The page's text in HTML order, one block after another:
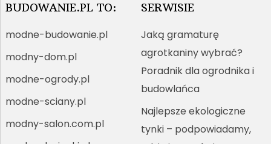
BUDOWANIE.PL TO:
modne-budowanie.pl
modny-dom.pl
modne-ogrody.pl
modne-sciany.pl
modny-salon.com.pl
SERWISIE
Jaką gramaturę
agrotkaniny wybrać?
Poradnik dla ogrodnika i
budowlańca
Najlepsze ekologiczne
tynki – podpowiadamy,